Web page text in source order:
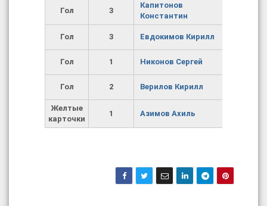
Гол 3
Капитонов
Константин
Гол 3 Евдокимов Кирилл
Гол 1 Никонов Сергей
Гол 2 Верилов Кирилл
Желтые
карточки
1 Азимов Ахиль